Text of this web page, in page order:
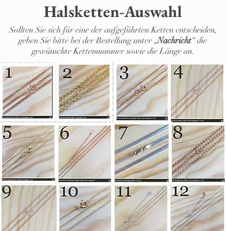
Halsketten-Auswahl
Sollten Sie sich für eine der aufgeführten Ketten entscheiden,
geben Sie bitte bei der Bestellung unter „Nachricht“ die
gewünschte Kettennummer sowie die Länge an.